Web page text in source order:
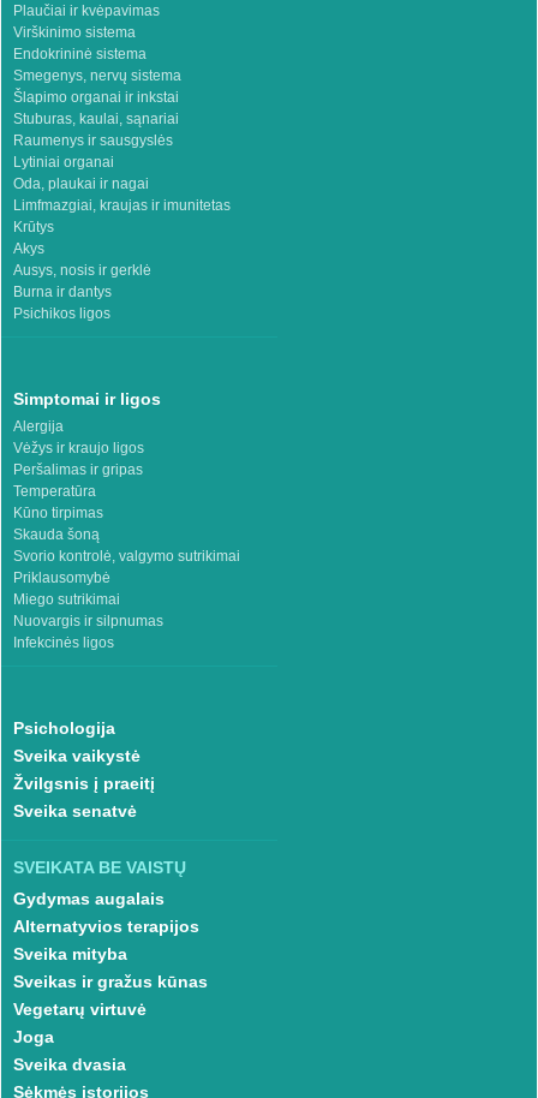
Plaučiai ir kvėpavimas
Virškinimo sistema
Endokrininė sistema
Smegenys, nervų sistema
Šlapimo organai ir inkstai
Stuburas, kaulai, sąnariai
Raumenys ir sausgyslės
Lytiniai organai
Oda, plaukai ir nagai
Limfmazgiai, kraujas ir imunitetas
Krūtys
Akys
Ausys, nosis ir gerklė
Burna ir dantys
Psichikos ligos
Simptomai ir ligos
Alergija
Vėžys ir kraujo ligos
Peršalimas ir gripas
Temperatūra
Kūno tirpimas
Skauda šoną
Svorio kontrolė, valgymo sutrikimai
Priklausomybė
Miego sutrikimai
Nuovargis ir silpnumas
Infekcinės ligos
Psichologija
Sveika vaikystė
Žvilgsnis į praeitį
Sveika senatvė
SVEIKATA BE VAISTŲ
Gydymas augalais
Alternatyvios terapijos
Sveika mityba
Sveikas ir gražus kūnas
Vegetarų virtuvė
Joga
Sveika dvasia
Sėkmės istorijos